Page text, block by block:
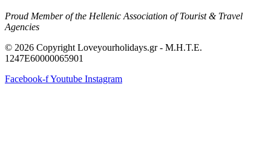
Proud Member of the Hellenic Association of Tourist & Travel
Agencies
© 2026 Copyright Loveyourholidays.gr - M.H.T.E.
1247Ε60000065901
Facebook-fYoutube Instagram